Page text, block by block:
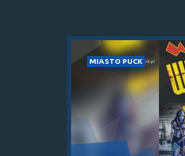
MIASTO PUCK